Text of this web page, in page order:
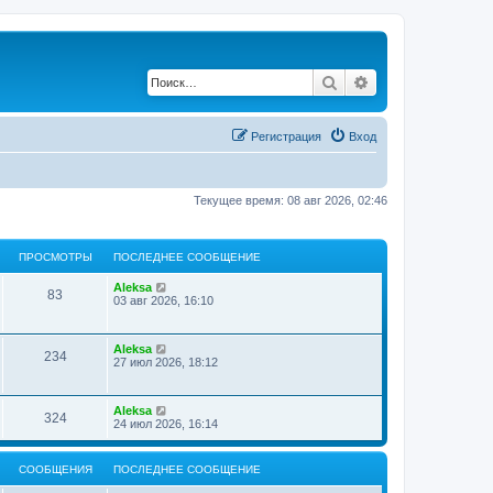
Поиск
Вход
Регистрация
Текущее время: 08 авг 2026, 02:46
ПРОСМОТРЫ ПОСЛЕДНЕЕ СООБЩЕНИЕ
83
Aleksa
03 авг 2026, 16:10
234
Aleksa
27 июл 2026, 18:12
324
Aleksa
24 июл 2026, 16:14
СООБЩЕНИЯ ПОСЛЕДНЕЕ СООБЩЕНИЕ